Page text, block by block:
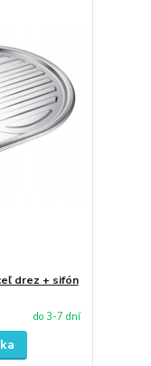
drez + sifón
do 3-7 dní